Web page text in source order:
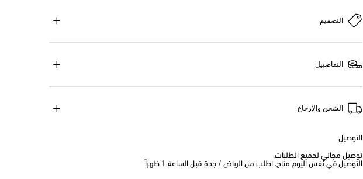
التصميم
التفاصييل
الشحن والإرجاع
التوصيل
توصيل مجاني لجميع الطلبات.
التوصيل في نفس اليوم متاح. اطلب من الرياض / جدة قبل الساعة 1 ظهراً